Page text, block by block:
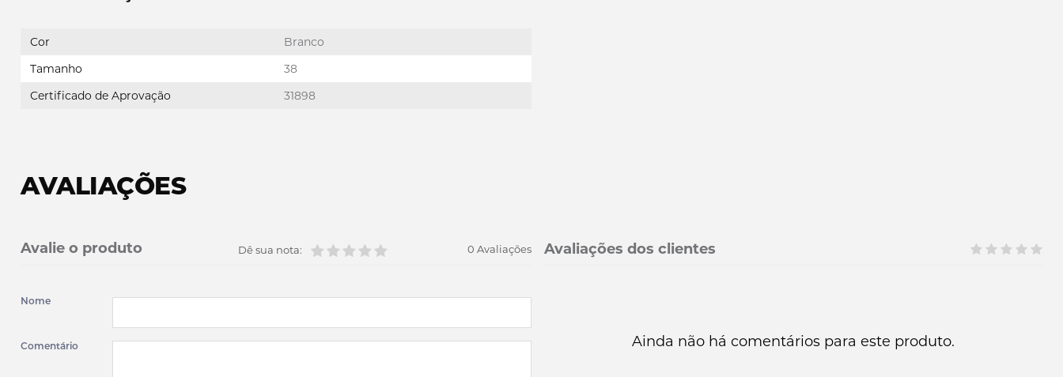
Cor
Branco
Tamanho
38
Certificado de Aprovação
31898
AVALIAÇÕES
Avalie o produto 0 Avaliações
Dê sua nota:
Nome
Comentário
Avaliações dos clientes
Ainda não há comentários para este produto.